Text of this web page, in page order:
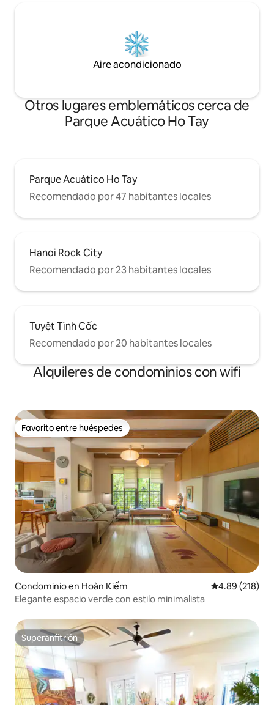
Aire acondicionado
Otros lugares emblemáticos cerca de
Parque Acuático Ho Tay
Parque Acuático Ho Tay
Recomendado por 47 habitantes locales
Hanoi Rock City
Recomendado por 23 habitantes locales
Tuyệt Tình Cốc
Recomendado por 20 habitantes locales
Alquileres de condominios con wifi
Favorito entre huéspedes
Favorito entre huéspedes
Condominio en Hoàn Kiếm Calificación
4.89 (218)
Elegante espacio verde con estilo minimalista
Superanfitrión
Superanfitrión